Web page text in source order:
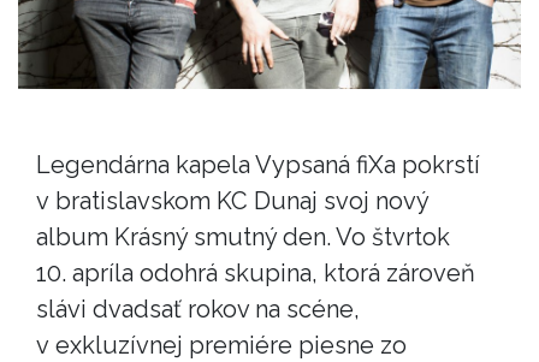
Legendárna kapela Vypsaná fiXa pokrstí
v bratislavskom KC Dunaj svoj nový
album Krásný smutný den. Vo štvrtok
10. apríla odohrá skupina, ktorá zároveň
slávi dvadsať rokov na scéne,
v exkluzívnej premiére piesne zo